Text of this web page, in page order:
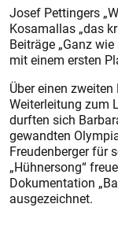
Josef Pettingers
Kosamallas „das
Beiträge „Ganz
mit ei­nem ersten
Über einen
Weiterleitung zum
durften sich
gewandten
Freudenberger für
„Hühnersong“
Dokumentation
ausgezeichnet.